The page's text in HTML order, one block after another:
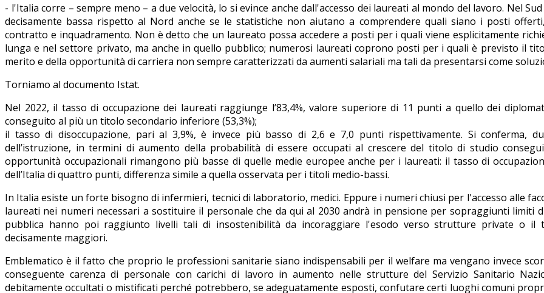
- l'Italia corre – sempre meno – a due velocità, lo si evince anche dall'accesso dei laureati al mondo del lavoro. Nel
decisamente bassa rispetto al Nord anche se le statistiche non aiutano a comprendere quali siano i posti
contratto e inquadramento. Non è detto che un laureato possa accedere a posti per i quali viene esplicitamente
lunga e nel settore privato, ma anche in quello pubblico; numerosi laureati coprono posti per i quali è previsto il
merito e della opportunità di carriera non sempre caratterizzati da aumenti salariali ma tali da presentarsi come
Torniamo al documento Istat.
Nel 2022, il tasso di occupazione dei laureati raggiunge l’83,4%, valore superiore di 11 punti a quello dei
conseguito al più un titolo secondario inferiore (53,3%);
il tasso di disoccupazione, pari al 3,9%, è invece più basso di 2,6 e 7,0 punti rispettivamente. Si conferma,
dell’istruzione, in termini di aumento della probabilità di essere occupati al crescere del titolo di studio
opportunità occupazionali rimangono più basse di quelle medie europee anche per i laureati: il tasso di
dell’Italia di quattro punti, differenza simile a quella osservata per i titoli medio-bassi.
In Italia esiste un forte bisogno di infermieri, tecnici di laboratorio, medici. Eppure i numeri chiusi per l'accesso alle
laureati nei numeri necessari a sostituire il personale che da qui al 2030 andrà in pensione per sopraggiunti limiti
pubblica hanno poi raggiunto livelli tali di insostenibilità da incoraggiare l'esodo verso strutture private o il
decisamente maggiori.
Emblematico è il fatto che proprio le professioni sanitarie siano indispensabili per il welfare ma vengano invece
conseguente carenza di personale con carichi di lavoro in aumento nelle strutture del Servizio Sanitario
debitamente occultati o mistificati perché potrebbero, se adeguatamente esposti, confutare certi luoghi comuni